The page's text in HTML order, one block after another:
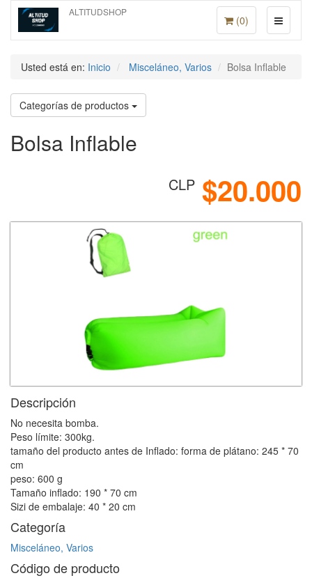
(0)
ALTITUDSHOP
Usted está en: Inicio Misceláneo, Varios Bolsa Inflable
Categorías de productos
Bolsa Inflable
$20.000
CLP
Descripción
No necesita bomba.
Peso límite: 300kg.
tamaño del producto antes de Inflado: forma de plátano: 245 * 70
cm
peso: 600 g
Tamaño inflado: 190 * 70 cm
Sizi de embalaje: 40 * 20 cm
Categoría
Misceláneo, Varios
Código de producto